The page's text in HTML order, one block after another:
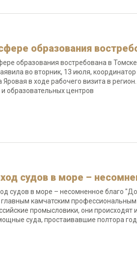
образования
образования востребована в
во вторник, 13 июля,
в ходе рабочего визита в
образовательных центров
судов в море –
судов в море – несомненное благо
камчатским
промысловики, они происходят
суда, простаивавшие полтора